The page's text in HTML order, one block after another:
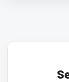
Görüş ve
Ürün resmi